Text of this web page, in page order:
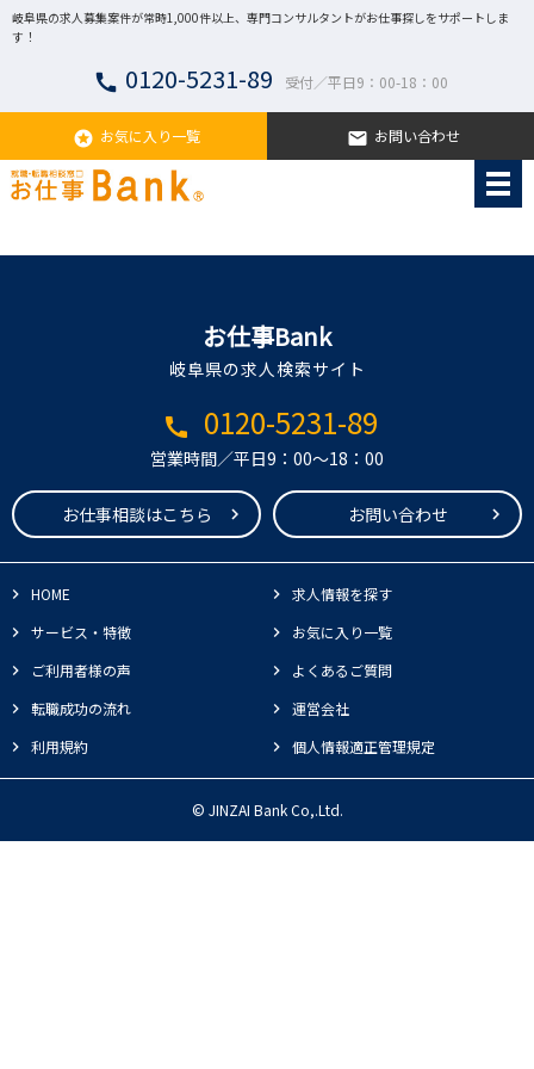
岐阜県の求人募集案件が常時1,000件以上、専門コンサルタントがお仕事探しをサポートしま
す！
call 0120-5231-89 受付／平日9：00-18：00
stars お気に入り一覧 email お問い合わせ
お仕事Bank
岐阜県の求人検索サイト
call 0120-5231-89
営業時間／平日9：00～18：00
お仕事相談はこちら お問い合わせ
HOME
求人情報を探す
サービス・特徴
お気に入り一覧
ご利用者様の声
よくあるご質問
転職成功の流れ
運営会社
利用規約
個人情報適正管理規定
© JINZAI Bank Co,.Ltd.